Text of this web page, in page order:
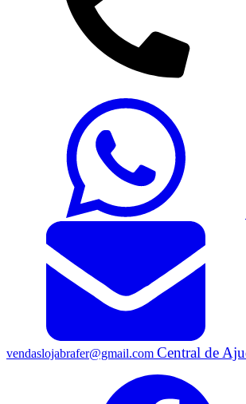
vendaslojabrafer@gmail.com Central de